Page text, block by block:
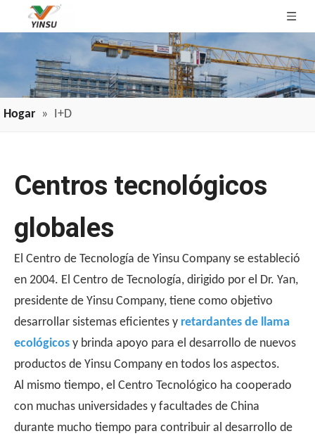
Hogar » I+D
Centros tecnológicos
globales
El Centro de Tecnología de Yinsu Company se estableció
en 2004. El Centro de Tecnología, dirigido por el Dr. Yan,
presidente de Yinsu Company, tiene como objetivo
desarrollar sistemas eficientes y retardantes de llama
ecológicos y brinda apoyo para el desarrollo de nuevos
productos de Yinsu Company en todos los aspectos.
Al mismo tiempo, el Centro Tecnológico ha cooperado
con muchas universidades y facultades de China
durante mucho tiempo para contribuir al desarrollo de